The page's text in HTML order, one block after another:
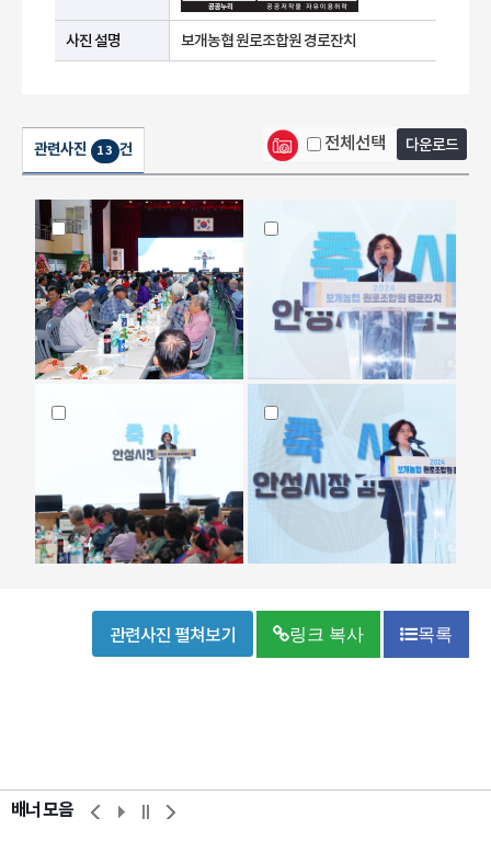
사진 설명 보개농협 원로조합원 경로잔치
관련사진 13 건 전체선택 다운로드
관련사진 펼쳐보기 링크 복사 목록
배너 모음